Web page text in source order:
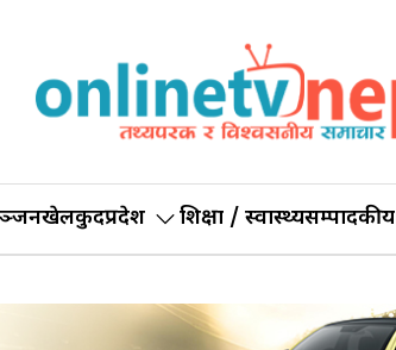
खेलकुदप्रदेश शिक्षा / स्वास्थ्यसम्पादकीय